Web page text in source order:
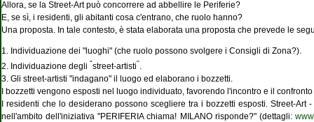
Allora, se la Street-Art può concorrere ad abbel­lire le Periferie?
E, se sì, i residenti, gli abitanti cosa c'entrano, che ruolo hanno?
Una proposta. In tale contesto, è stata elaborata una proposta che prevede le
1. Individuazione dei "luoghi" (che ruolo pos­sono svolgere i Consigli di Zona?).
2. Individuazione degli "street-artisti"
3. Gli street-artisti "inda­gano" il luogo ed elaborano i bozzetti.
I bozzetti vengono esposti nel luogo indivi­duato, favorendo l'incon­tro e il
I residenti che lo desi­derano possono scegliere tra i bozzetti esposti. Street-
nell'ambito dell'iniziativa "PERIFERIA chiama! MILANO risponde?" (dettagli: